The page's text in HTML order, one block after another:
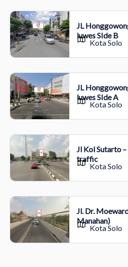
JL
luwes SIde B
Kota Solo
JL
luwes SIde A
Kota Solo
Jl Kol Sutarto
traffic
Kota Solo
Jl. Dr.
Manahan)
Kota Solo